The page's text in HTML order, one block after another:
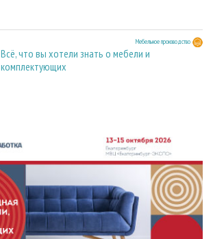
Мебельное производство
Всё, что вы хотели знать о мебели и
комплектующих